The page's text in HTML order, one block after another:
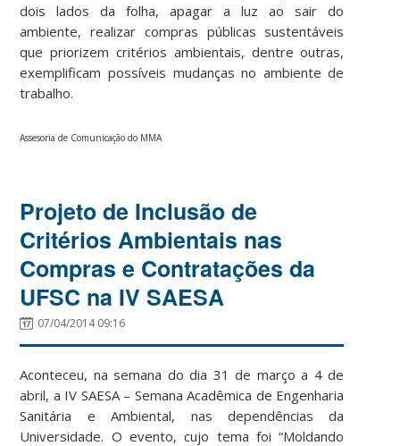
dois lados da folha, apagar a luz ao sair do
ambiente, realizar compras públicas sustentáveis
que priorizem critérios ambientais, dentre outras,
exemplificam possíveis mudanças no ambiente de
trabalho.
Assesoria de Comunicação do MMA
Projeto de Inclusão de
Critérios Ambientais nas
Compras e Contratações da
UFSC na IV SAESA
07/04/2014 09:16
Aconteceu, na semana do dia 31 de março a 4 de
abril, a IV SAESA – Semana Acadêmica de Engenharia
Sanitária e Ambiental, nas dependências da
Universidade. O evento, cujo tema foi “Moldando